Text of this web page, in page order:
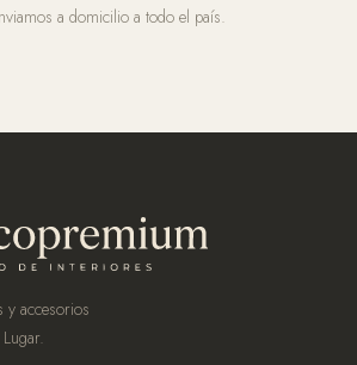
a domicilio a todo el país.
y accesorios